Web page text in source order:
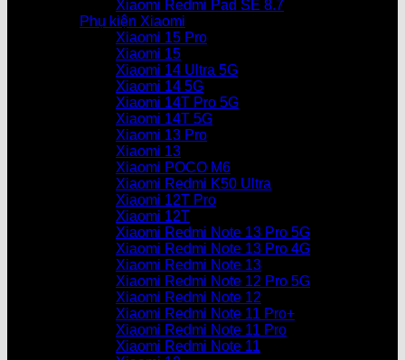
Xiaomi Redmi Pad SE 8.7
Phụ kiện Xiaomi
Xiaomi 15 Pro
Xiaomi 15
Xiaomi 14 Ultra 5G
Xiaomi 14 5G
Xiaomi 14T Pro 5G
Xiaomi 14T 5G
Xiaomi 13 Pro
Xiaomi 13
Xiaomi POCO M6
Xiaomi Redmi K50 Ultra
Xiaomi 12T Pro
Xiaomi 12T
Xiaomi Redmi Note 13 Pro 5G
Xiaomi Redmi Note 13 Pro 4G
Xiaomi Redmi Note 13
Xiaomi Redmi Note 12 Pro 5G
Xiaomi Redmi Note 12
Xiaomi Redmi Note 11 Pro+
Xiaomi Redmi Note 11 Pro
Xiaomi Redmi Note 11